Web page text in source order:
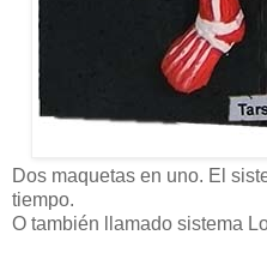
Dos maquetas en uno. El
tiempo.
O también llamado sistema